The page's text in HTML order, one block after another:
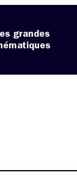
grandes